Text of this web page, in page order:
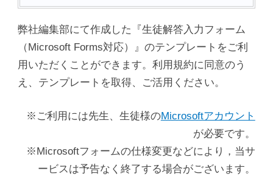
弊社編集部にて作成した『生徒解答入力フォーム
（Microsoft Forms対応）』のテンプレートをご利
用いただくことができます。利用規約に同意のう
え、テンプレートを取得、ご活用ください。
※ご利用には先生、生徒様のMicrosoftアカウント
が必要です。
※Microsoftフォームの仕様変更などにより，当サ
ービスは予告なく終了する場合がございます。